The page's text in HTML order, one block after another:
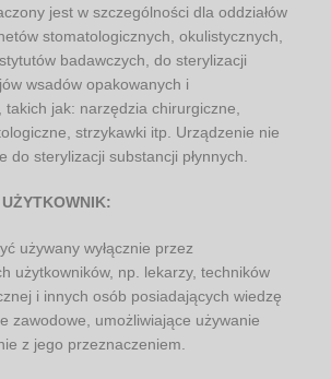
jest w szczególności dla oddziałów
stomatologicznych, okulistycznych,
badawczych, do sterylizacji
wsadów opakowanych i
takich jak: narzędzia chirurgiczne,
strzykawki itp. Urządzenie nie
do sterylizacji substancji płynnych.
używany wyłącznie przez
użytkowników, np. lekarzy, techników
i innych osób posiadających wiedzę
zawodowe, umożliwiające używanie
z jego przeznaczeniem.